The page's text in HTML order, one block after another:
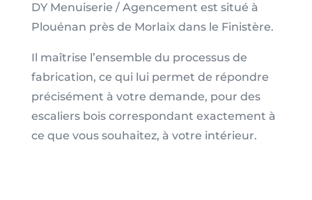
DY Menuiserie / Agencement est situé à
Plouénan près de Morlaix dans le Finistère.
Il maîtrise l’ensemble du processus de
fabrication, ce qui lui permet de répondre
précisément à votre demande, pour des
escaliers bois correspondant exactement à
ce que vous souhaitez, à votre intérieur.